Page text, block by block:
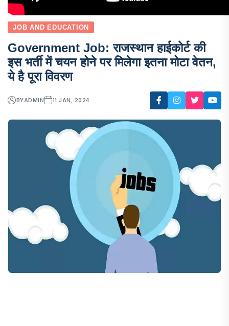
JOB AND EDUCATION
Government Job: राजस्थान हाईकोर्ट की
इस भर्ती में चयन होने पर मिलेगा इतना मोटा वेतन,
ये है पूरा विवरण
BYADMIN 11 JAN, 2024